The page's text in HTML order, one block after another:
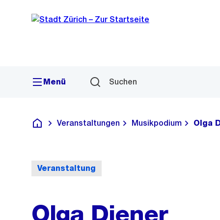
Navigation
Sprunglink
Menü Suchen
Deutsch
Veranstaltungen Musikpodium Olga
Veranstaltung
Olga Diener